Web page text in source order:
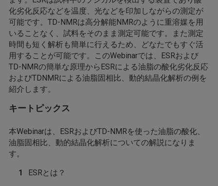
化劣化反応などを温度、光などを印加しながらの測定が
可能です。TD-NMRは高分解能NMRのように重溶媒を用
いることなく、試料をそのまま測定可能です。また測定
時間も短く解析も簡単に行えるため、どなたでもすぐ活
用することが可能です。このWebinarでは、ESRおよび
TD-NMRの簡単な原理からESRによる油脂の酸化劣化反応
およびTDNMRによる油脂固相比、動的結晶化解析の例を
紹介します。
キートピックス
本Webinarは、ESRおよびTD-NMRを使った油脂の酸化、
油脂固相比、動的結晶化解析についての解説になりま
す。
ESRとは？